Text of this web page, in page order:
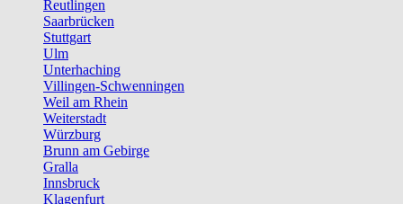
Reutlingen
Saarbrücken
Stuttgart
Ulm
Unterhaching
Villingen-Schwenningen
Weil am Rhein
Weiterstadt
Würzburg
Brunn am Gebirge
Gralla
Innsbruck
Klagenfurt